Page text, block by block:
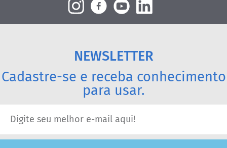
NEWSLETTER
Cadastre-se e receba conhecimento
para usar.